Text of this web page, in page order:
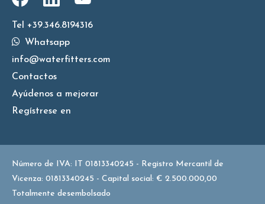
Tel +39.346.8194316
Whatsapp
info@waterfitters.com
Contactos
Ayúdenos a mejorar
Regístrese en
Número de IVA: IT 01813340245 - Registro Mercantil de
Vicenza: 01813340245 - Capital social: € 2.500.000,00
Totalmente desembolsado